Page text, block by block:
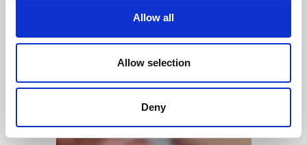
Allow all
Allow selection
Deny
ASMA